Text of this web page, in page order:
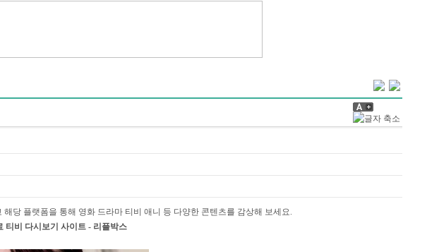
당 플랫폼을 통해 영화 드라마 티비 애니 등 다양한 콘텐츠를 감상해 보세요.
티비 다시보기 사이트 - 리플박스